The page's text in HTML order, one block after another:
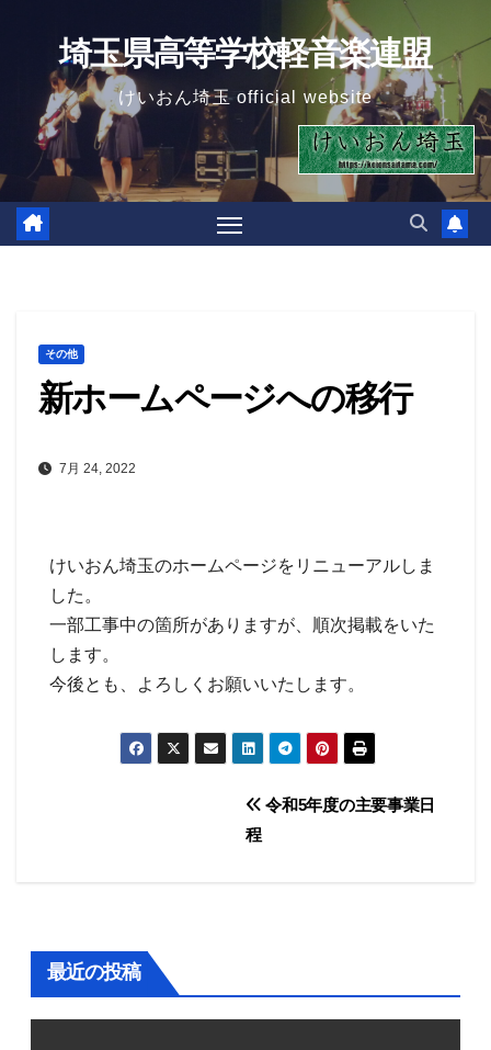
content
埼玉県高等学校軽音楽連盟
けいおん埼玉 official website
その他
新ホームページへの移行
7月 24, 2022
けいおん埼玉のホームページをリニューアルしま
した。
一部工事中の箇所がありますが、順次掲載をいた
します。
今後とも、よろしくお願いいたします。
ビ
ゲ
令和5年度の主要事業日
程
最近の投稿